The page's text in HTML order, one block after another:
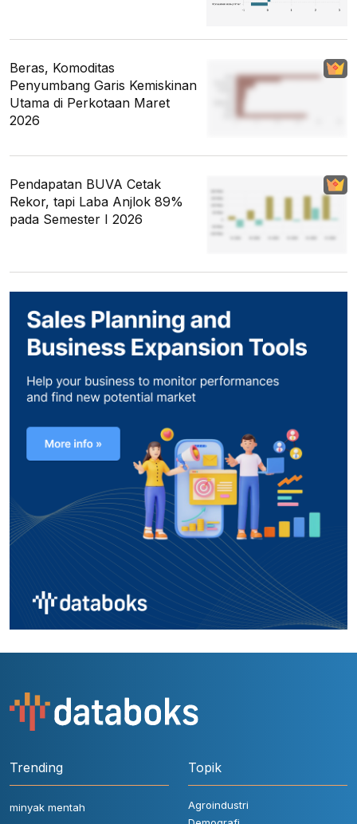
Beras, Komoditas
Penyumbang Garis Kemiskinan
Utama di Perkotaan Maret
2026
Pendapatan BUVA Cetak
Rekor, tapi Laba Anjlok 89%
pada Semester I 2026
Trending
minyak mentah
Topik
Agroindustri